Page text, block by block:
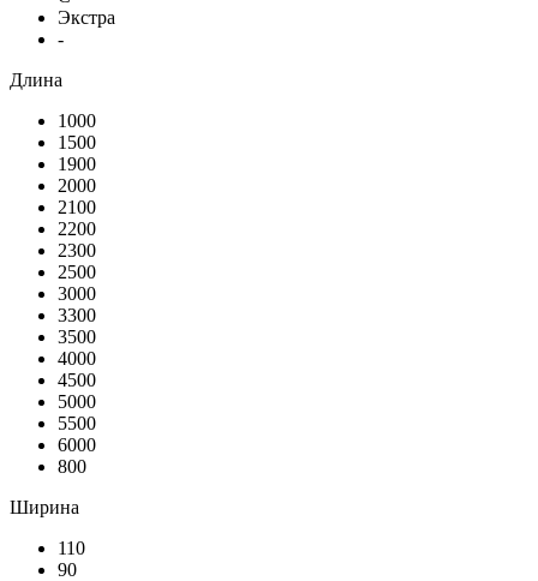
Экстра
-
Длина
1000
1500
1900
2000
2100
2200
2300
2500
3000
3300
3500
4000
4500
5000
5500
6000
800
Ширина
110
90